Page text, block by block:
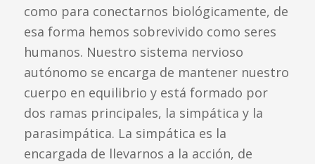
como para conectarnos biológicamente, de
esa forma hemos sobrevivido como seres
humanos. Nuestro sistema nervioso
autónomo se encarga de mantener nuestro
cuerpo en equilibrio y está formado por
dos ramas principales, la simpática y la
parasimpática. La simpática es la
encargada de llevarnos a la acción, de